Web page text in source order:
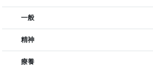
一般
精神
療養